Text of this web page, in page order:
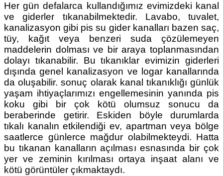
Her gün defalarca kullandığımız evimizdeki kanal
ve giderler tıkanabilmektedir. Lavabo, tuvalet,
kanalizasyon gibi pis su gider kanalları bazen saç,
tüy, kağıt veya benzeri suda çözülemeyen
maddelerin dolması ve bir araya toplanmasından
dolayı tıkanabilir. Bu tıkanıklar evimizin giderleri
dışında genel kanalizasyon ve logar kanallarında
da oluşabilir. sonuç olarak kanal tıkanıklığı günlük
yaşam ihtiyaçlarımızı engellemesinin yanında pis
koku gibi bir çok kötü olumsuz sonucu da
beraberinde getirir. Eskiden böyle durumlarda
tıkalı kanalın etkilendiği ev, apartman veya bölge
saatlerce günlerce mağdur olabilmekteydi. Hatta
bu tıkanan kanalların açılması esnasında bir çok
yer ve zeminin kırılması ortaya inşaat alanı ve
kötü görüntüler çıkmaktaydı.